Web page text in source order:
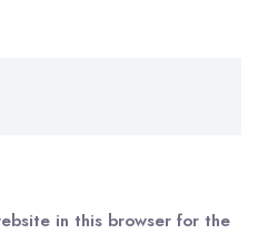
in this browser for the